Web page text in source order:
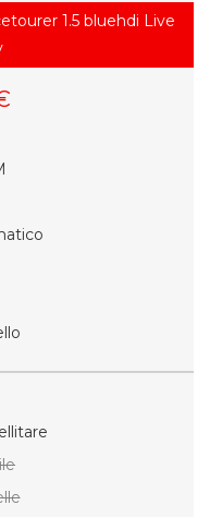
1.5 bluehdi Live